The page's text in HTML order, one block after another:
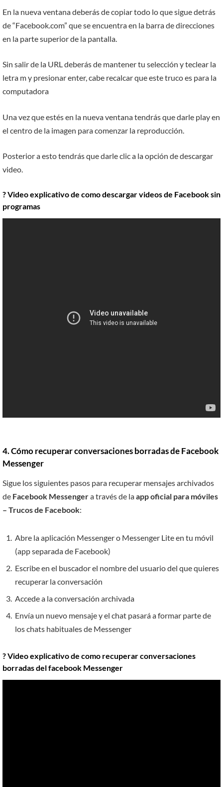
En la nueva ventana deberás de copiar todo lo que sigue detrás
de “Facebook.com” que se encuentra en la barra de direcciones
en la parte superior de la pantalla.
Sin salir de la URL deberás de mantener tu selección y teclear la
letra m y presionar enter, cabe recalcar que este truco es para la
computadora
Una vez que estés en la nueva ventana tendrás que darle play en
el centro de la imagen para comenzar la reproducción.
Posterior a esto tendrás que darle clic a la opción de descargar
video.
? Video explicativo de como descargar videos de Facebook sin
programas
4. Cómo recuperar conversaciones borradas de Facebook
Messenger
Sigue los siguientes pasos para recuperar mensajes archivados
de Facebook Messengera través de laapp oficial para móviles
– Trucos de Facebook:
Abre la aplicación Messenger o Messenger Lite en tu móvil
(app separada de Facebook)
Escribe en el buscador el nombre del usuario del que quieres
recuperar la conversación
Accede a la conversación archivada
Envía un nuevo mensaje y el chat pasará a formar parte de
los chats habituales de Messenger
? Video explicativo de como recuperar conversaciones
borradas del facebook Messenger